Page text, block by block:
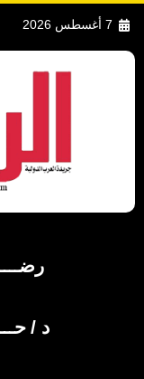
7 أغسطس 2026
د /